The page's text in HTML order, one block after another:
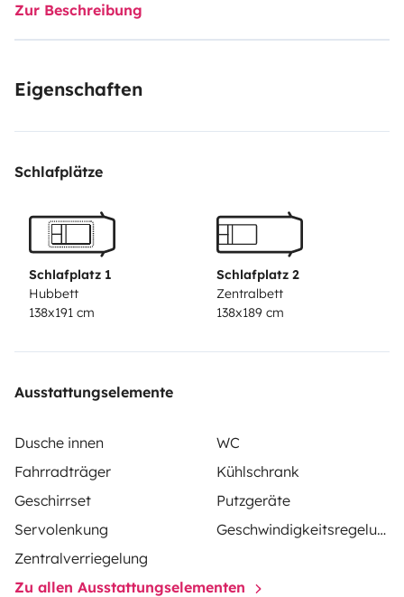
Régulateur de vitesse / Store remis / Turbo vent dans
la chambre .
Zur Beschreibung
Eigenschaften
Schlafplätze
Schlafplatz 1
Hubbett
138x191 cm
Schlafplatz 2
Zentralbett
138x189 cm
Ausstattungselemente
Dusche innen
WC
Fahrradträger
Kühlschrank
Geschirrset
Putzgeräte
Servolenkung
Geschwindigkeitsregelung
Zentralverriegelung
Zu allen Ausstattungselementen